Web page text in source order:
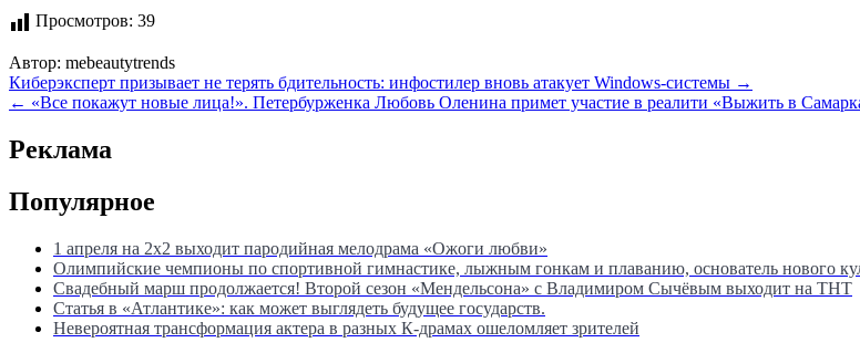
Просмотров: 39
Автор: mebeautytrends
Навигация
по
записям
Киберэксперт призывает не терять бдительность: инфостилер вновь атакует Windows-системы →
← «Все покажут новые лица!». Петербурженка Любовь Оленина примет участие в реалити «Выжить в
Реклама
Популярное
1 апреля на 2х2 выходит пародийная мелодрама «Ожоги любви»
Олимпийские чемпионы по спортивной гимнастике, лыжным гонкам и плаванию, основатель нового
Свадебный марш продолжается! Второй сезон «Мендельсона» с Владимиром Сычёвым выходит на ТНТ
Статья в «Атлантике»: как может выглядеть будущее государств.
Невероятная трансформация актера в разных К-драмах ошеломляет зрителей